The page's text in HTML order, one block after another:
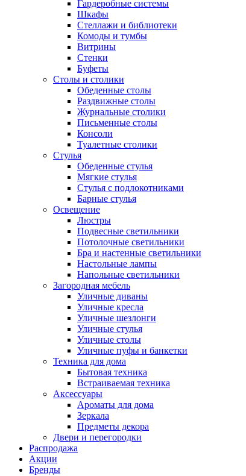
Гардеробные системы
Шкафы
Стеллажи и библиотеки
Комоды и тумбы
Витрины
Стенки
Буфеты
Столы и столики
Обеденные столы
Раздвижные столы
Журнальные столики
Письменные столы
Консоли
Туалетные столики
Стулья
Обеденные стулья
Мягкие стулья
Стулья с подлокотниками
Барные стулья
Освещение
Люстры
Подвесные светильники
Потолочные светильники
Бра и настенные светильники
Настольные лампы
Напольные светильники
Загородная мебель
Уличные диваны
Уличные кресла
Уличные шезлонги
Уличные стулья
Уличные столы
Уличные пуфы и банкетки
Техника для дома
Бытовая техника
Встраиваемая техника
Аксессуары
Ароматы для дома
Зеркала
Предметы декора
Двери и перегородки
Распродажа
Акции
Бренды